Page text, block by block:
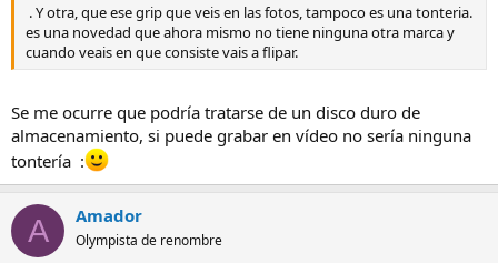
. Y otra, que ese grip que veis en las fotos, tampoco es una tonteria.
es una novedad que ahora mismo no tiene ninguna otra marca y
cuando veais en que consiste vais a flipar.
Se me ocurre que podría tratarse de un disco duro de
almacenamiento, si puede grabar en vídeo no sería ninguna
tontería :
A Amador
Olympista de renombre